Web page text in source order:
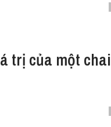
trị của một chai